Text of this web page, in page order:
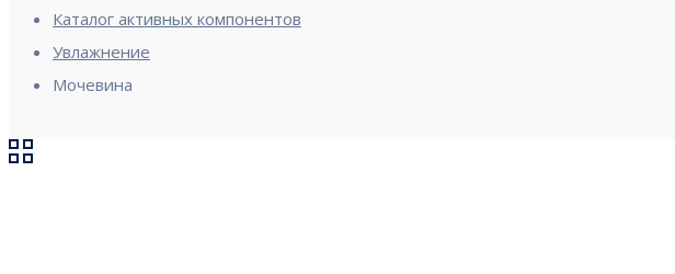
Каталог активных компонентов
Увлажнение
Мочевина